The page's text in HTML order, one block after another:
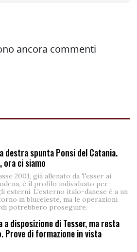
destra spunta Ponsi del Catania.
ora ci siamo
2001, già allenato da Tesser ai
è il profilo individuato per
esterni. L'esterno italo-danese è a un
in bluceleste, ma le operazioni
potrebbero proseguire.
a disposizione di Tesser, ma resta
Prove di formazione in vista